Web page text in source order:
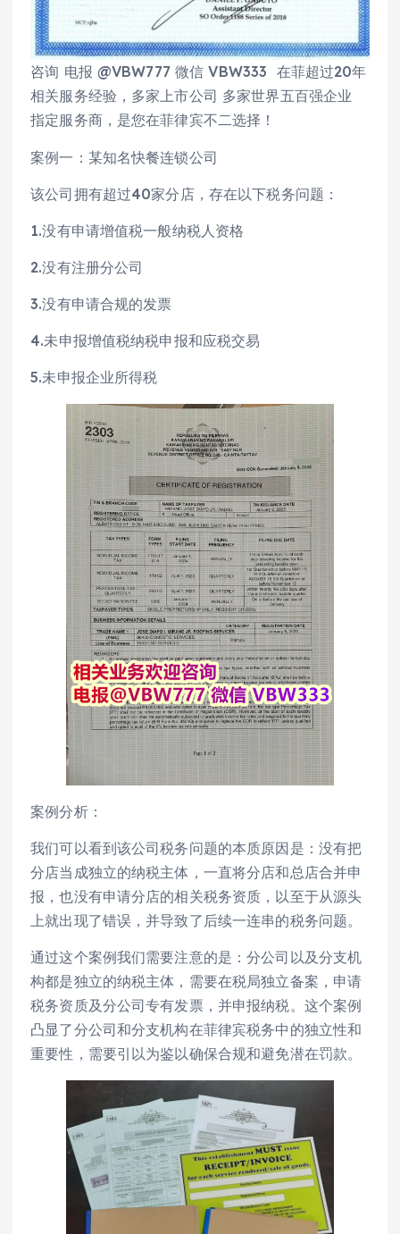
咨询 电报 @VBW777 微信 VBW333 在菲超过20年
相关服务经验，多家上市公司 多家世界五百强企业
指定服务商，是您在菲律宾不二选择！
案例一：某知名快餐连锁公司
该公司拥有超过40家分店，存在以下税务问题：
1.没有申请增值税一般纳税人资格
2.没有注册分公司
3.没有申请合规的发票
4.未申报增值税纳税申报和应税交易
5.未申报企业所得税
案例分析：
我们可以看到该公司税务问题的本质原因是：没有把
分店当成独立的纳税主体，一直将分店和总店合并申
报，也没有申请分店的相关税务资质，以至于从源头
上就出现了错误，并导致了后续一连串的税务问题。
通过这个案例我们需要注意的是：分公司以及分支机
构都是独立的纳税主体，需要在税局独立备案，申请
税务资质及分公司专有发票，并申报纳税。这个案例
凸显了分公司和分支机构在菲律宾税务中的独立性和
重要性，需要引以为鉴以确保合规和避免潜在罚款。